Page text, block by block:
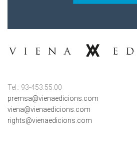
viena@vienaedicions.com
rights@vienaedicions.com